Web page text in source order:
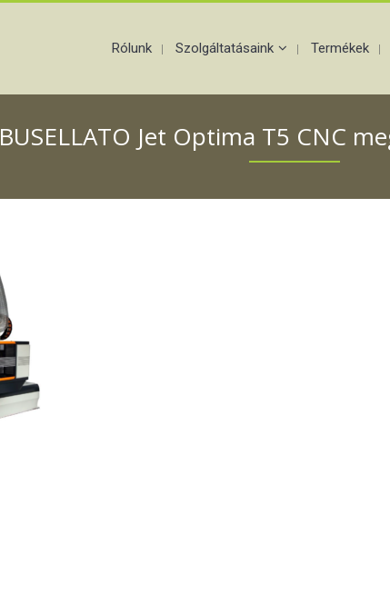
Rólunk Szolgáltatásaink Termékek
BUSELLATO Jet Optima T5 CNC